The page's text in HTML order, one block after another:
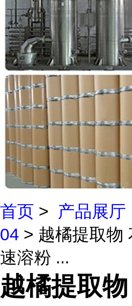
首页 > 产品展厅
04 > 越橘提取物
速溶粉 ...
越橘提取